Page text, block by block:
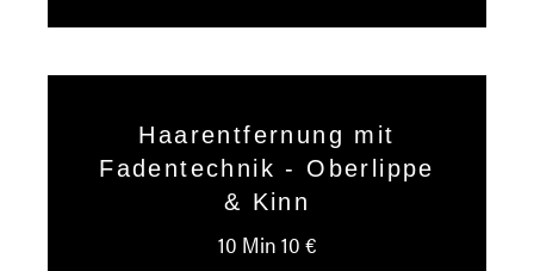
Haarentfernung mit
Fadentechnik - Oberlippe
& Kinn
10 Min 10 €